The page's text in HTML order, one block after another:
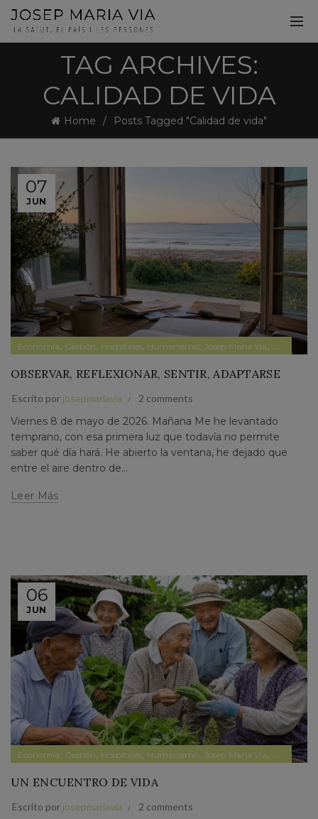
TAG ARCHIVES:
CALIDAD DE VIDA
Home Posts Tagged "Calidad de vida"
07
JUN
Economía, Gestión, Hospitales, Humanismo, Josep Maria Via, País
OBSERVAR, REFLEXIONAR, SENTIR, ADAPTARSE
Escrito por josepmariavia 2 comments
Viernes 8 de mayo de 2026. Mañana Me he levantado
temprano, con esa primera luz que todavía no permite
saber qué día hará. He abierto la ventana, he dejado que
entre el aire dentro de...
Leer Más
06
JUN
Economía, Gestión, Hospitales, Humanismo, Josep Maria Via,
UN ENCUENTRO DE VIDA
Escrito por josepmariavia 2 comments